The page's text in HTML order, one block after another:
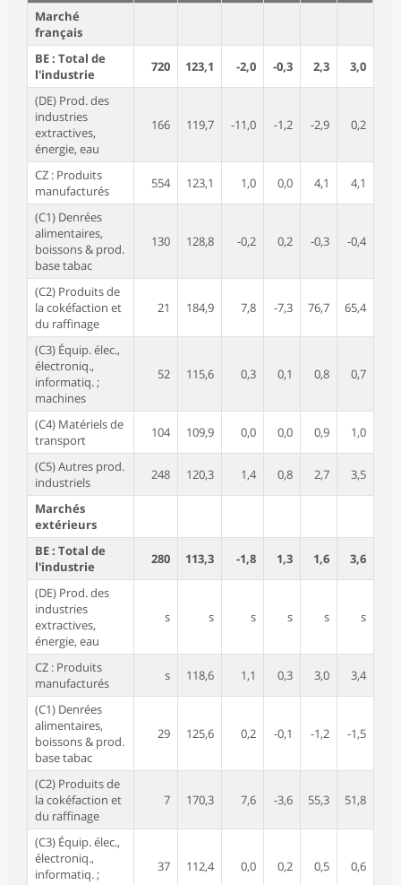
Marché
français
BE : Total de
l'industrie
720 123,1 -2,0 -0,3 2,3 3,0
(DE) Prod. des
industries
extractives,
énergie, eau
166 119,7 -11,0 -1,2 -2,9 0,2
CZ : Produits
manufacturés
554 123,1 1,0 0,0 4,1 4,1
(C1) Denrées
alimentaires,
boissons & prod.
base tabac
130 128,8 -0,2 0,2 -0,3 -0,4
(C2) Produits de
la cokéfaction et
du raffinage
21 184,9 7,8 -7,3 76,7 65,4
(C3) Équip. élec.,
électroniq.,
informatiq. ;
machines
52 115,6 0,3 0,1 0,8 0,7
(C4) Matériels de
transport
104 109,9 0,0 0,0 0,9 1,0
(C5) Autres prod.
industriels
248 120,3 1,4 0,8 2,7 3,5
Marchés
extérieurs
BE : Total de
l'industrie
280 113,3 -1,8 1,3 1,6 3,6
(DE) Prod. des
industries
extractives,
énergie, eau
s s s s s s
CZ : Produits
manufacturés
s 118,6 1,1 0,3 3,0 3,4
(C1) Denrées
alimentaires,
boissons & prod.
base tabac
29 125,6 0,2 -0,1 -1,2 -1,5
(C2) Produits de
la cokéfaction et
du raffinage
7 170,3 7,6 -3,6 55,3 51,8
(C3) Équip. élec.,
électroniq.,
informatiq. ;
37 112,4 0,0 0,2 0,5 0,6